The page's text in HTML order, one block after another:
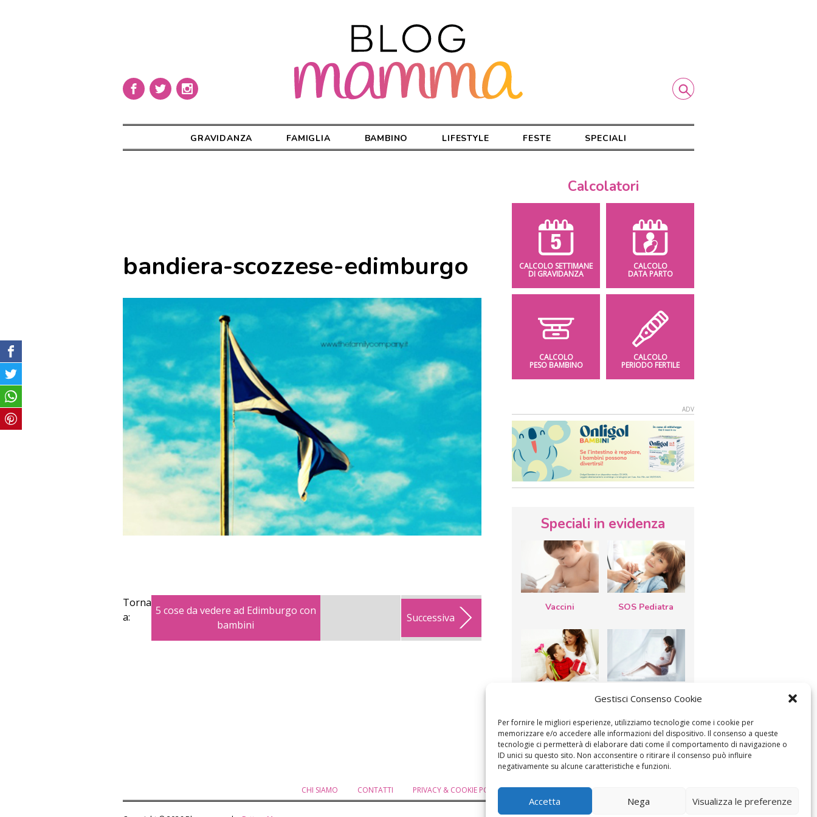
Gestisci Consenso Cookie
Per fornire le migliori esperienze, utilizziamo tecnologie come i cookie per
memorizzare e/o accedere alle informazioni del dispositivo. Il consenso a queste
tecnologie ci permetterà di elaborare dati come il comportamento di navigazione o
ID unici su questo sito. Non acconsentire o ritirare il consenso può influire
negativamente su alcune caratteristiche e funzioni.
Accetta Nega Visualizza le preferenze
GRAVIDANZA FAMIGLIA BAMBINO LIFESTYLE FESTE SPECIALI
bandiera-scozzese-edimburgo
Torna
a:
5 cose da vedere ad Edimburgo con
bambini
Successiva
Calcolatori
CALCOLO SETTIMANE
DI GRAVIDANZA
CALCOLO
DATA PARTO
CALCOLO
PESO BAMBINO
CALCOLO
PERIODO FERTILE
Speciali in evidenza
Vaccini SOS Pediatra
mamma: lavoretti,
filastrocche
Le settimane di
gravidanza
CHI SIAMO CONTATTI PRIVACY & COOKIE POLICY MODIFICA IL CONSENSO